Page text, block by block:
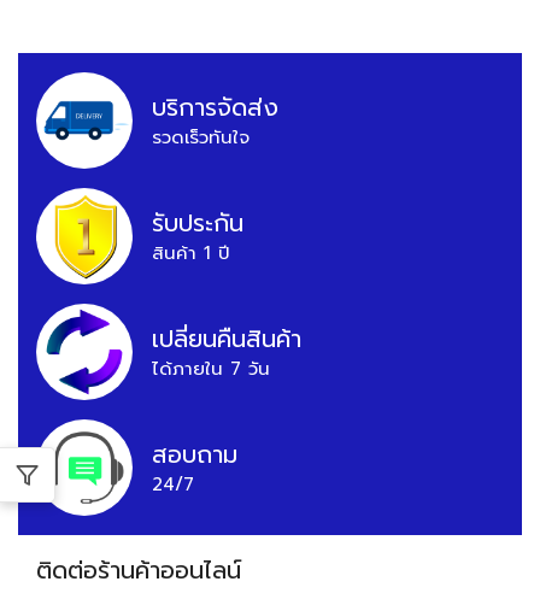
บริการจัดส่ง
รวดเร็วทันใจ
รับประกัน
สินค้า 1 ปี
เปลี่ยนคืนสินค้า
ได้ภายใน 7 วัน
สอบถาม
24/7
ติดต่อร้านค้าออนไลน์